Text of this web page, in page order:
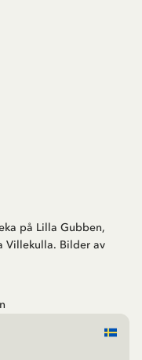
på Lilla Gubben,
Villekulla. Bilder av